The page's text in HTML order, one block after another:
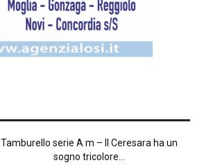
Tamburello serie A m – Il Ceresara ha un
sogno tricolore...